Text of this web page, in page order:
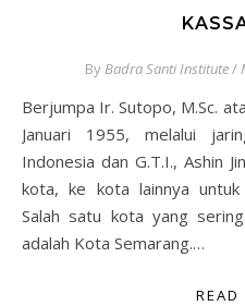
ByBadra Santi Institute/
Berjumpa Ir. Sutopo, M.Sc. atau Goei Thwan LingMulai bulan
Januari 1955, melalui
Indonesia dan G.T.I., Ashin
kota, ke kota lainnya untuk
Salah satu kota yang sering
adalah Kota Semarang.…
READ